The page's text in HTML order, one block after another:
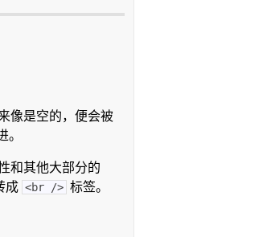
像是空的，便会被
和其他大部分的
成 <br /> 标签。